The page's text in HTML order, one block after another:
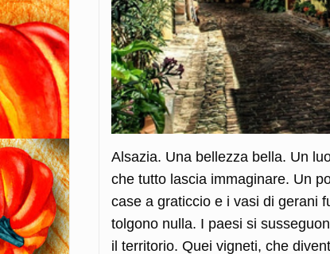
Alsazia. Una bellezza bella. Un
che tutto lascia immaginare. Un
case a graticcio e i vasi di gerani
tolgono nulla. I paesi si
il territorio. Quei vigneti, che